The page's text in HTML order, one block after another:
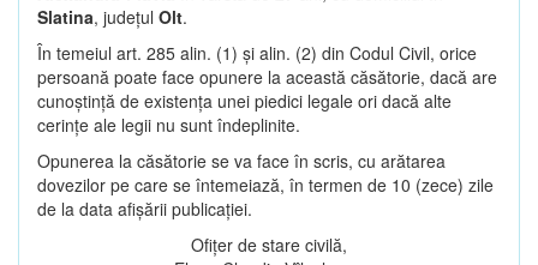
Slatina, județul Olt.
În temeiul art. 285 alin. (1) și alin. (2) din Codul Civil, orice
persoană poate face opunere la această căsătorie, dacă are
cunoștință de existența unei piedici legale ori dacă alte
cerințe ale legii nu sunt îndeplinite.
Opunerea la căsătorie se va face în scris, cu arătarea
dovezilor pe care se întemeiază, în termen de 10 (zece) zile
de la data afișării publicației.
Ofițer de stare civilă,